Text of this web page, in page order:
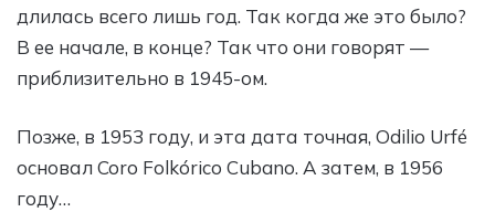
длилась всего лишь год. Так когда же это было?
В ее начале, в конце? Так что они говорят —
приблизительно в 1945-ом.
Позже, в 1953 году, и эта дата точная, Odilio Urfé
основал Coro Folkórico Cubano. А затем, в 1956
году…